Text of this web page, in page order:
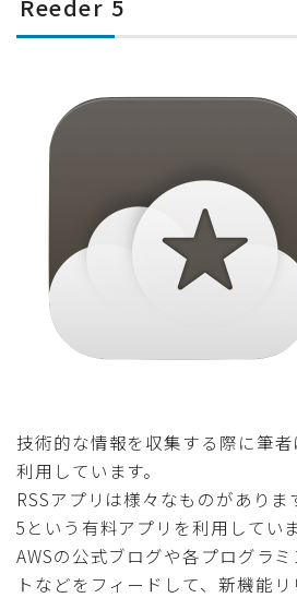
Reeder 5
技術的な情報を収集する際に筆者
利用しています。
RSSアプリは様々なものがあり
5という有料アプリを利用していま
AWSの公式ブログや各プログラ
トなどをフィードして、新機能